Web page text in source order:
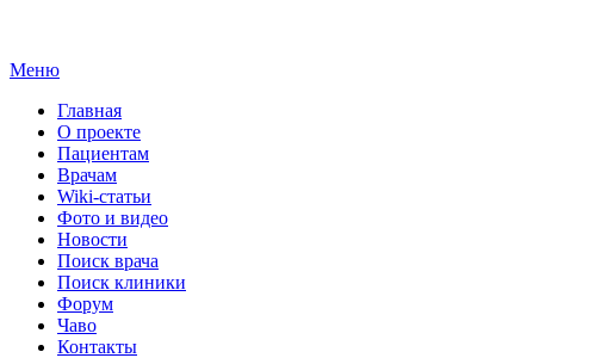
Меню
Главная
О проекте
Пациентам
Врачам
Wiki-статьи
Фото и видео
Новости
Поиск врача
Поиск клиники
Форум
Чаво
Контакты